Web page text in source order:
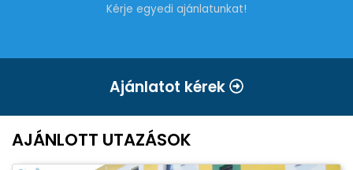
Kérje egyedi ajánlatunkat!
Ajánlatot kérek
AJÁNLOTT UTAZÁSOK